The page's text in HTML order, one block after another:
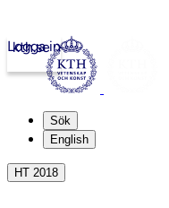
kth.se
Logga in
Sök
English
HT 2018